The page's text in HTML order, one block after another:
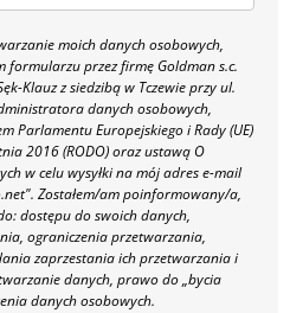
moich danych osobowych,
formularzu przez firmę Goldman s.c.
Klauz z siedzibą w Tczewie przy ul.
danych osobowych,
Parlamentu Europejskiego i Rady (UE)
2016 (RODO) oraz ustawą O
w celu wysyłki na mój adres e-mail
Zostałem/am poinformowany/a,
dostępu do swoich danych,
ograniczenia przetwarzania,
zaprzestania ich przetwarzania i
danych, prawo do „bycia
danych osobowych.